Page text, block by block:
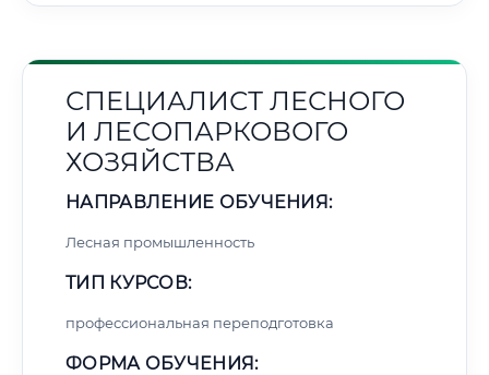
СПЕЦИАЛИСТ ЛЕСНОГО
И ЛЕСОПАРКОВОГО
ХОЗЯЙСТВА
НАПРАВЛЕНИЕ ОБУЧЕНИЯ:
Лесная промышленность
ТИП КУРСОВ:
профессиональная переподготовка
ФОРМА ОБУЧЕНИЯ: